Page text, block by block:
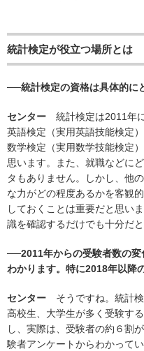
統計検定が役立つ場所とは
──統計検定の資格は具体的に
センター 統計検定は2011年
英語検定（実用英語技能検定
数学検定（実用数学技能検定
思います。また、就職などに
タもありません。しかし、他
な力がどの程度あるかを客観
しておくことは重要だと思い
識を確認するだけでも十分だと
──2011年からの受験者数の
わかります。特に2018年以降
センター そうですね。統計検
高校生、大学生が多く受験す
し、実際は、受験者の約６割
験者アンケートからわかって